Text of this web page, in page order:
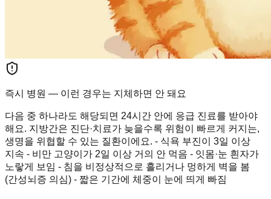
즉시 병원 — 이런 경우는 지체하면 안 돼요
다음 중 하나라도 해당되면 24시간 안에 응급 진료를 받아야
해요. 지방간은 진단·치료가 늦을수록 위험이 빠르게 커지는,
생명을 위협할 수 있는 질환이에요. - 식욕 부진이 3일 이상
지속 - 비만 고양이가 2일 이상 거의 안 먹음 - 잇몸·눈 흰자가
노랗게 보임 - 침을 비정상적으로 흘리거나 멍하게 벽을 봄
(간성뇌증 의심) - 짧은 기간에 체중이 눈에 띄게 빠짐